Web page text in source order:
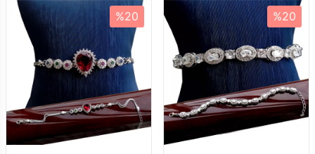
%20 %20